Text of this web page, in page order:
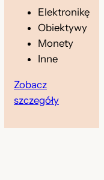
Elektronikę
Obiektywy
Monety
Inne
Zobacz
szczegóły